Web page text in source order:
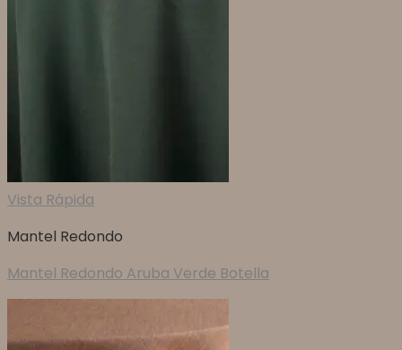
Vista Rápida
Mantel Redondo
Mantel Redondo Aruba Verde Botella